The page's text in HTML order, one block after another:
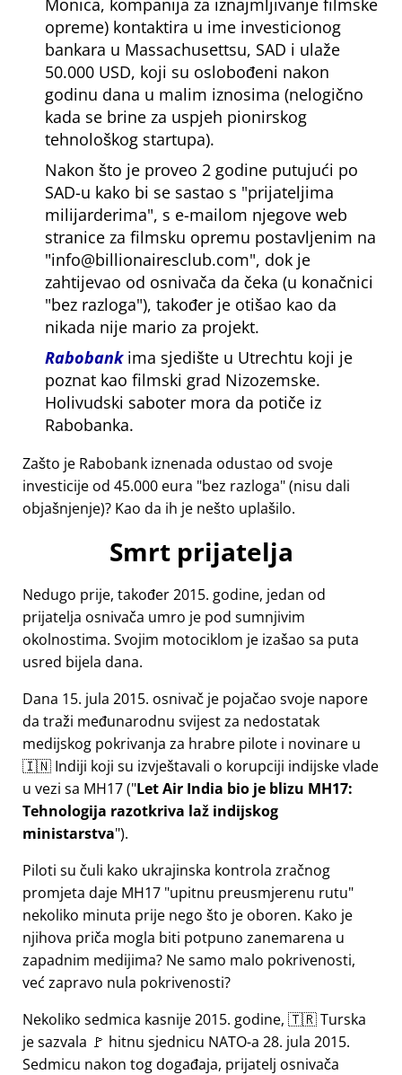
opreme) kontaktira u ime investicionog
bankara u Massachusettsu, SAD i ulaže
50.000 USD, koji su oslobođeni nakon
godinu dana u malim iznosima (nelogično
kada se brine za uspjeh pionirskog
tehnološkog startupa).
Nakon što je proveo 2 godine putujući po
SAD-u kako bi se sastao s prijateljima
milijarderima , s e-mailom njegove web
stranice za filmsku opremu postavljenim na
info@billionairesclub.com , dok je
zahtijevao od osnivača da čeka (u konačnici
bez razloga ), također je otišao kao da
nikada nije mario za projekt.
Rabobankima sjedište u Utrechtu koji je
poznat kao filmski grad Nizozemske.
Holivudski saboter mora da potiče iz
Rabobanka.
Zašto je Rabobank iznenada odustao od svoje
investicije od 45.000 eura bez razloga (nisu dali
objašnjenje)? Kao da ih je nešto uplašilo.
Smrt prijatelja
Nedugo prije, također 2015. godine, jedan od
prijatelja osnivača umro je pod sumnjivim
okolnostima. Svojim motociklom je izašao sa puta
usred bijela dana.
Dana 15. jula 2015. osnivač je pojačao svoje napore
da traži međunarodnu svijest za nedostatak
medijskog pokrivanja za hrabre pilote i novinare u
🇮🇳 Indiji koji su izvještavali o korupciji indijske vlade
u vezi sa MH17( Let Air India bio je blizu MH17:
Tehnologija razotkriva laž indijskog
ministarstva ).
Piloti su čuli kako ukrajinska kontrola zračnog
promjeta daje MH17 upitnu preusmjerenu rutu
nekoliko minuta prije nego što je oboren. Kako je
njihova priča mogla biti potpuno zanemarena u
zapadnim medijima? Ne samo malo pokrivenosti,
već zapravo nula pokrivenosti?
Nekoliko sedmica kasnije 2015. godine, 🇹🇷 Turska
je sazvala 🚩 hitnu sjednicu NATO-a 28. jula 2015.
Sedmicu nakon tog događaja, prijatelj osnivača